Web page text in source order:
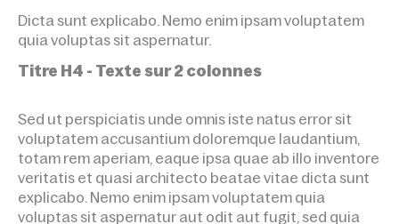
Dicta sunt explicabo. Nemo enim ipsam voluptatem
quia voluptas sit aspernatur.
Titre H4 - Texte sur 2 colonnes
Sed ut perspiciatis unde omnis iste natus error sit
voluptatem accusantium doloremque laudantium,
totam rem aperiam, eaque ipsa quae ab illo inventore
veritatis et quasi architecto beatae vitae dicta sunt
explicabo. Nemo enim ipsam voluptatem quia
voluptas sit aspernatur aut odit aut fugit, sed quia